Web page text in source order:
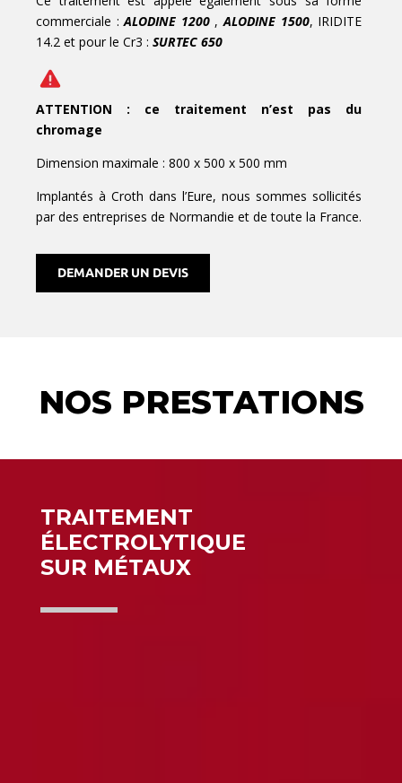
commerciale :ALODINE 1200,ALODINE 1500, IRIDITE
14.2 et pour le Cr3 : SURTEC 650
ATTENTION : ce traitement n’est pas du
chromage
Dimension maximale : 800 x 500 x 500 mm
Implantés à Croth dans l’Eure, nous sommes sollicités
par des entreprises de Normandie et de toute la France.
DEMANDER UN DEVIS
NOS PRESTATIONS
TRAITEMENT
ÉLECTROLYTIQUE
SUR MÉTAUX